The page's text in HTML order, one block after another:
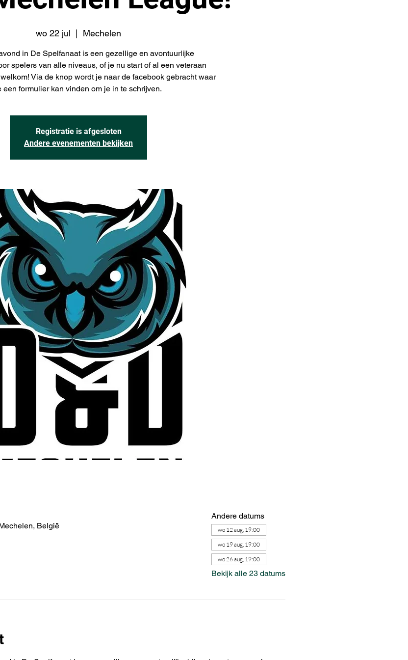
wo 22 jul
  |
Mechelen
in De Spelfanaat is een gezellige en avontuurlijke
spelers van alle niveaus, of je nu start of al een veteraan
Via de knop wordt je naar de facebook gebracht waar
een formulier kan vinden om je in te schrijven.
Registratie is afgesloten
Andere evenementen bekijken
België
Andere datums
wo 12 aug, 19:00
wo 19 aug, 19:00
wo 26 aug, 19:00
Bekijk alle 23 datums